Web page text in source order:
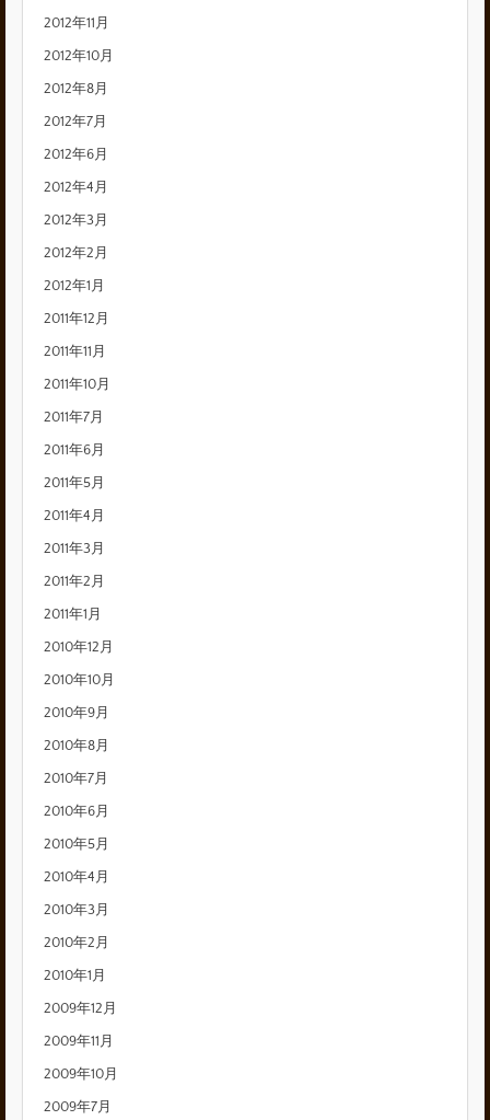
2012年11月
2012年10月
2012年8月
2012年7月
2012年6月
2012年4月
2012年3月
2012年2月
2012年1月
2011年12月
2011年11月
2011年10月
2011年7月
2011年6月
2011年5月
2011年4月
2011年3月
2011年2月
2011年1月
2010年12月
2010年10月
2010年9月
2010年8月
2010年7月
2010年6月
2010年5月
2010年4月
2010年3月
2010年2月
2010年1月
2009年12月
2009年11月
2009年10月
2009年7月